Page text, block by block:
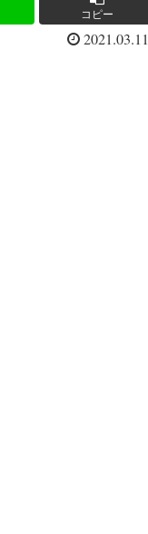
コピー
2021.03.11